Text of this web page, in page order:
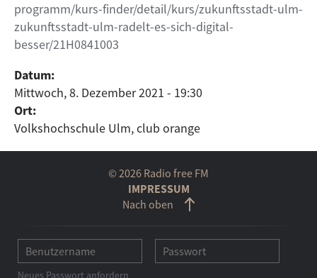
programm/kurs-finder/detail/kurs/zukunftsstadt-ulm-
zukunftsstadt-ulm-radelt-es-sich-digital-
besser/21H0841003
Datum:
Mittwoch, 8. Dezember 2021 - 19:30
Ort:
Volkshochschule Ulm, club orange
© 2026 Radio free FM
IMPRESSUM
Nach oben
Neues Passwort anfordern